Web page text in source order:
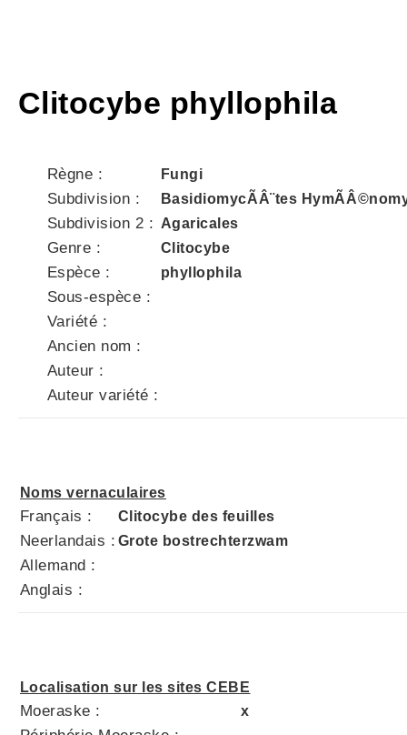
Clitocybe phyllophila
Règne : Fungi
Subdivision : BasidiomycÃÂ¨tes
Subdivision 2 : Agaricales
Genre : Clitocybe
Espèce : phyllophila
Sous-espèce :
Variété :
Ancien nom :
Auteur :
Auteur variété :
Noms vernaculaires
Français : Clitocybe des feuilles
Neerlandais : Grote bostrechterzwam
Allemand :
Anglais :
Localisation sur les sites CEBE
Moeraske : x